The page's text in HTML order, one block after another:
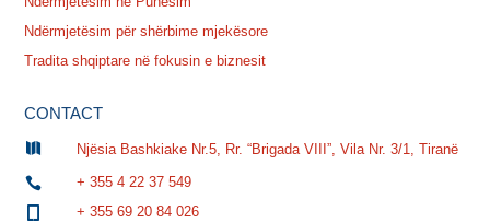
Ndërmjetësim për shërbime mjekësore
Tradita shqiptare në fokusin e biznesit
CONTACT
 Njësia Bashkiake Nr.5, Rr. “Brigada VIII”, Vila Nr. 3/1, Tiranë

+ 355 4 22 37 549

+ 355 69 20 84 026